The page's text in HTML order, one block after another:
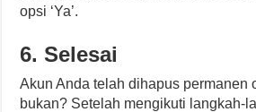
opsi ‘Ya’.
6. Selesai
Akun Anda telah dihapus permanen
bukan? Setelah mengikuti langkah-